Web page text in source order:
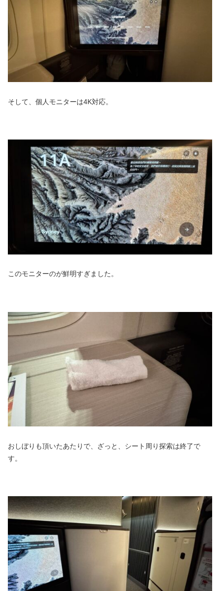
そして、個人モニターは4K対応。
このモニターのが鮮明すぎました。
おしぼりも頂いたあたりで、ざっと、シート周り探索は終了で
す。